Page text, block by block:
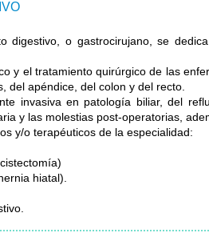
digestivo, o gastrocirujano, se
y el tratamiento quirúrgico de las
del apéndice, del colon y del recto.
invasiva en patología biliar, del
y las molestias post-operatorias,
y/o terapéuticos de la especialidad:
hiatal).